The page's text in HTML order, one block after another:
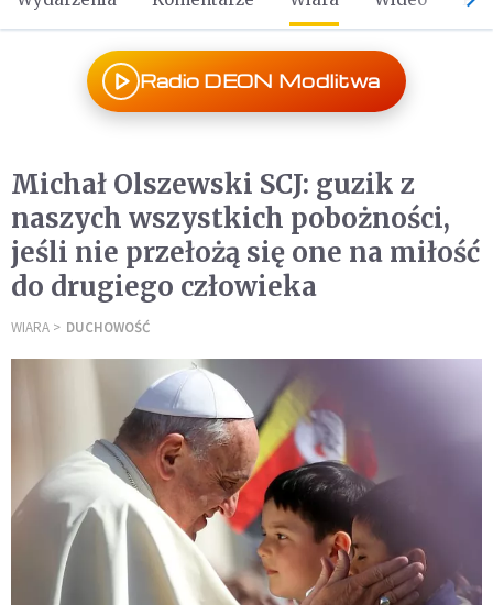
Radio DEON Modlitwa
Michał Olszewski SCJ: guzik z
naszych wszystkich pobożności,
jeśli nie przełożą się one na miłość
do drugiego człowieka
WIARA DUCHOWOŚĆ